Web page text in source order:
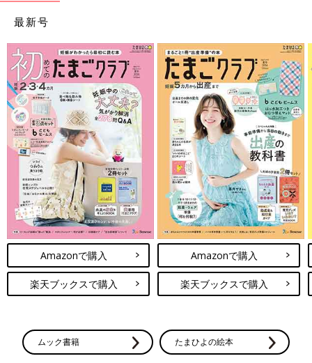
出典：Instagramアカウント「tsuru_tsuru_twins」
tsuru_tsuru_twinsさんが西松屋でゲットしたのは、シンプルなデ
ザインが魅力的な、こちらのトップス。ベーシックな色味なので
手持ちの服とも合わせやすく、着まわし力も抜群です！ワッフル
素材のため肌触りがよく、吸水性や通気性にも優れているので、
夏の保育園着にぴったり♪ 別売りで同デザインのショートパンツ
も販売されているので、こちらの投稿のようにセットアップでの
着用もおすすめです◎。薄手の柄シャツを羽織ったり、ボトムス
や小物にカラーを取り入れたりすると、簡単にお出かけコーデに
アレンジできますよ♪
1着は絶対に持っておきたい！着まわし力抜群の7分
丈パンツ
最新号
Amazonで購入
楽天ブックスで購入
Amazonで購入
楽天ブックスで購入
ムック書籍 たまひよの絵本